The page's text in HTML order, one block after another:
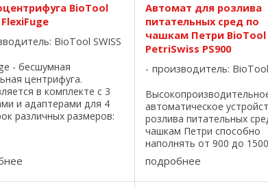
BioTool
FlexiFuge
BioTool SWISS
- бесшумная
центрифуга.
в комплекте с 3
и адаптерами для 4
различных размеров:
5 мл оснащенная
Автомат для розлива
питательных сред по
чашкам Петри BioTool
PetriSwiss PS900
производитель:
автоматическое
розлива питательных
чашкам Петри способно
наполнять от 900 до
\ час. Первоначально
загружается 400 чашек,
перемещаются по
подробнее